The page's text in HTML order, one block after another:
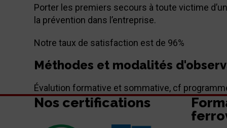
Porter les premiers secours à toute victime
la prévention dans l’entreprise.
Notre taux de satisfaction est de 96%
Méthodes et modalités
Évalution formative et sommative, cf
Nos certifications